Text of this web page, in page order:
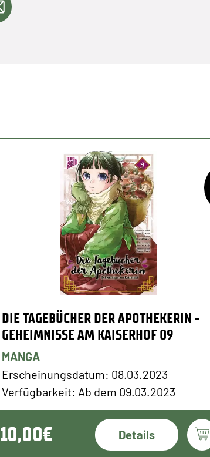
DIE TAGEBÜCHER DER APOTHEKERIN -
GEHEIMNISSE AM KAISERHOF 09
MANGA
Erscheinungsdatum: 08.03.2023
Verfügbarkeit: Ab dem 09.03.2023
10,00€ Details